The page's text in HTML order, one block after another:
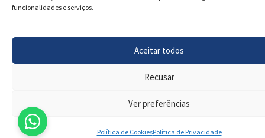
funcionalidades e serviços.
Aceitar todos
Recusar
Ver preferências
Política de CookiesPolítica de Privacidade